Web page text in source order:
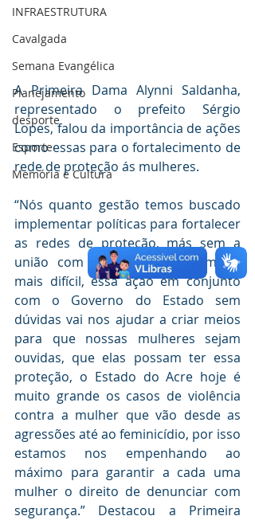
INFRAESTRUTURA
Cavalgada
Semana Evangélica
Planejamento
desporte
Esporte
Memória e Cultura
A Primeira Dama Alynni Saldanha,
representado o prefeito Sérgio
Lopes, falou da importância de ações
como essas para o fortalecimento de
rede de proteção ás mulheres.
“Nós quanto gestão temos buscado
implementar políticas para fortalecer
as redes de proteção, más sem a
união com os poderes fica muito
mais difícil, essa ação em conjunto
com o Governo do Estado sem
dúvidas vai nos ajudar a criar meios
para que nossas mulheres sejam
ouvidas, que elas possam ter essa
proteção, o Estado do Acre hoje é
muito grande os casos de violência
contra a mulher que vão desde as
agressões até ao feminicídio, por isso
estamos nos empenhando ao
máximo para garantir a cada uma
mulher o direito de denunciar com
segurança.” Destacou a Primeira